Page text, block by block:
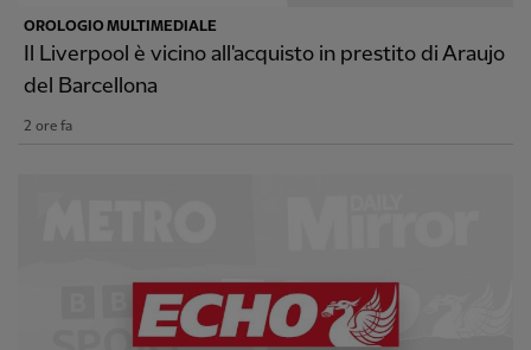
OROLOGIO MULTIMEDIALE
Il Liverpool è vicino all'acquisto in prestito di Araujo
del Barcellona
2 ore fa